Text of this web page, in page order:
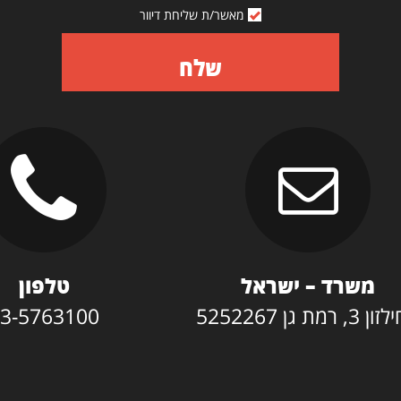
מאשר/ת שליחת דיוור
שלח
משרד – ישראל
גן 5252267
טלפון
5763100